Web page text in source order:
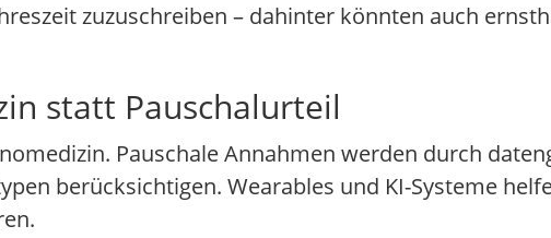
zuzuschreiben – dahinter könnten auch
statt Pauschalurteil
Pauschale Annahmen werden durch
berücksichtigen. Wearables und KI-Systeme